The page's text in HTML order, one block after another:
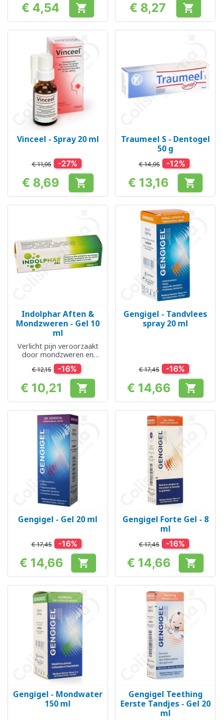
Prijs
€ 4,54  Prijs
€ 8,27 
Vinceel - Spray 20 ml
€ 11,95 -27%
Prijs
€ 8,69 
Traumeel S - Dentogel
50 g
€ 14,95 -12%
Prijs
€ 13,16 
Indolphar Aften &
Mondzweren - Gel 10
ml
Verlicht pijn veroorzaakt
door mondzweren en
mondzweren
€ 12,15 -16%
Prijs
€ 10,21 
Gengigel - Tandvlees
spray 20 ml
€ 17,45 -16%
Prijs
€ 14,66 
Gengigel - Gel 20 ml
€ 17,45 -16%
Prijs
€ 14,66 
Gengigel Forte Gel - 8
ml
€ 17,45 -16%
Prijs
€ 14,66 
Gengigel - Mondwater
150 ml
Gengigel Teething
Eerste Tandjes - Gel 20
ml